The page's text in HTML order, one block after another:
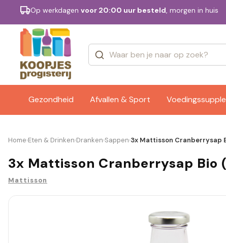
Op werkdagen voor 20:00 uur besteld, morgen in huis
Gezondheid Afvallen & Sport
Merken
Home›Eten & Drinken›Dranken›Sappen›3x Mattisson Cranberrysap
3x Mattisson Cranberrysap Bio
Mattisson